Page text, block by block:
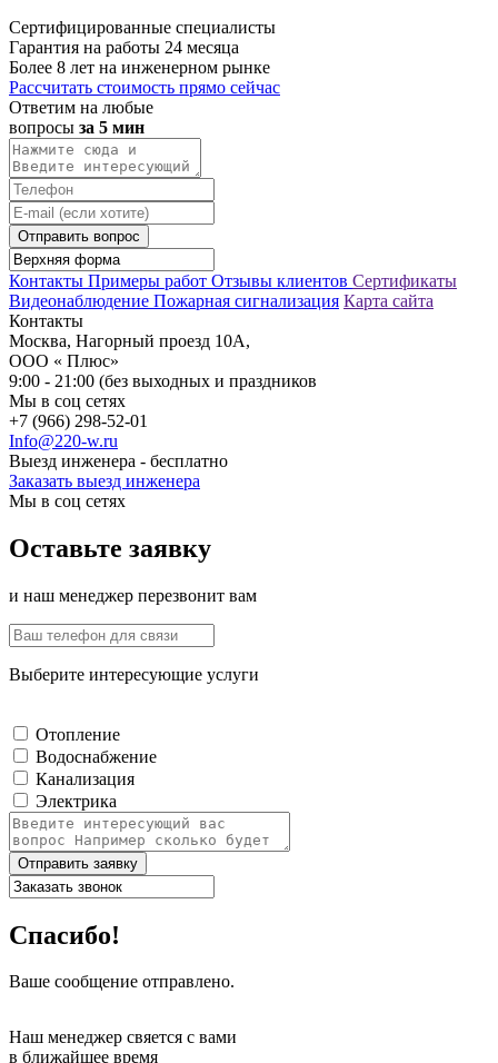
Сертифицированные специалисты
Гарантия на работы 24 месяца
Более 8 лет на инженерном рынке
Рассчитать стоимость прямо сейчас
Ответим на любые
вопросы за 5 мин
Отправить вопрос
Контакты Примеры работ Отзывы клиентов Сертификаты
Видеонаблюдение Пожарная сигнализация Карта сайта
Контакты
Москва, Нагорный проезд 10А,
ООО « Плюс»
9:00 - 21:00 (без выходных и праздников
Мы в соц сетях
+7 (966) 298-52-01
Info@220-w.ru
Выезд инженера - бесплатно
Заказать выезд инженера
Мы в соц сетях
Оставьте заявку
и наш менеджер перезвонит вам
Выберите интересующие услуги
Отопление
Водоснабжение
Канализация
Электрика
Отправить заявку
Спасибо!
Ваше сообщение отправлено.
Наш менеджер свяется с вами
в ближайшее время